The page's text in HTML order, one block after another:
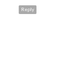
Reply